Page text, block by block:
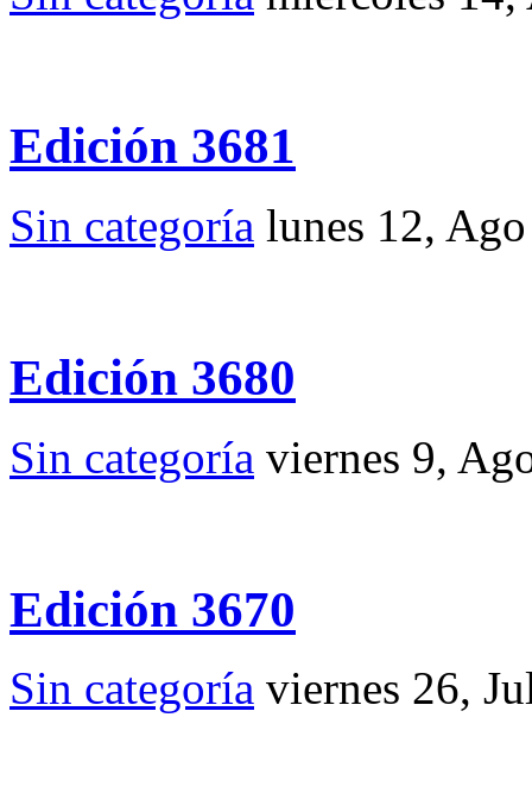
Edición 3681
Sin categoría lunes 12,
Edición 3680
Sin categoría viernes 9,
Edición 3670
Sin categoría viernes 26,